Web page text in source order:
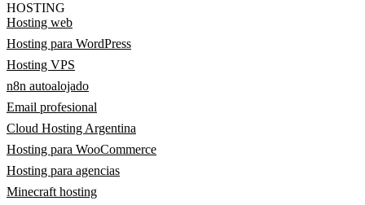
HOSTING
Hosting web
Hosting para WordPress
Hosting VPS
n8n autoalojado
Email profesional
Cloud Hosting Argentina
Hosting para WooCommerce
Hosting para agencias
Minecraft hosting